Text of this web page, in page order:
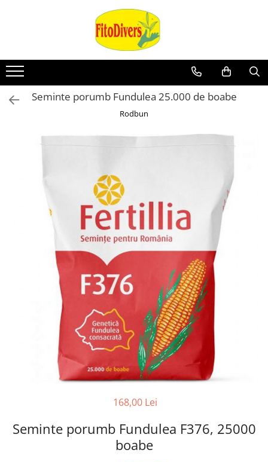
Seminte porumb Fundulea 25.000 de boabe
Rodbun
168,00 Lei
Seminte porumb Fundulea F376, 25000
boabe